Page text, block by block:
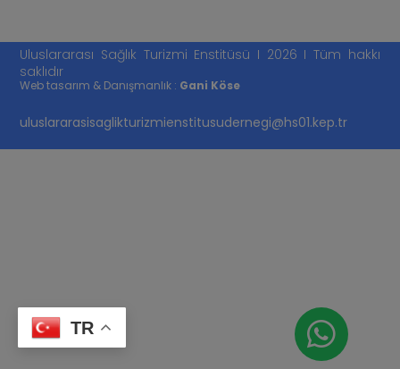
Uluslararası Sağlık Turizmi Enstitüsü I 2026 I Tüm hakkı
saklıdır
Web tasarım & Danışmanlık : Gani Köse
uluslararasisaglikturizmienstitusudernegi@hs01.kep.tr
TR